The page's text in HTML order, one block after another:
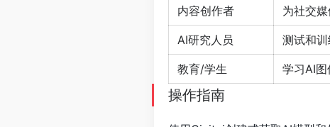
内容创作者 为社交
AI研究人员 测试和
教育/学生 学习AI
操作指南